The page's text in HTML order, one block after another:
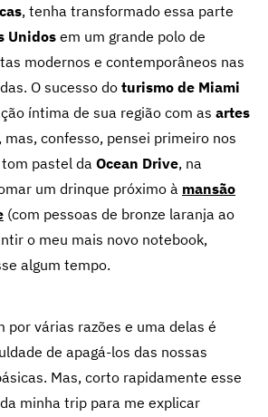
, tenha transformado essa parte
Unidos em um grande polo de
modernos e contemporâneos nas
O sucesso do turismo de Miami
íntima de sua região com as artes
mas, confesso, pensei primeiro nos
pastel da Ocean Drive, na
um drinque próximo à mansão
(com pessoas de bronze laranja ao
o meu mais novo notebook,
algum tempo.
por várias razões e uma delas é
de apagá-los das nossas
Mas, corto rapidamente esse
minha trip para me explicar